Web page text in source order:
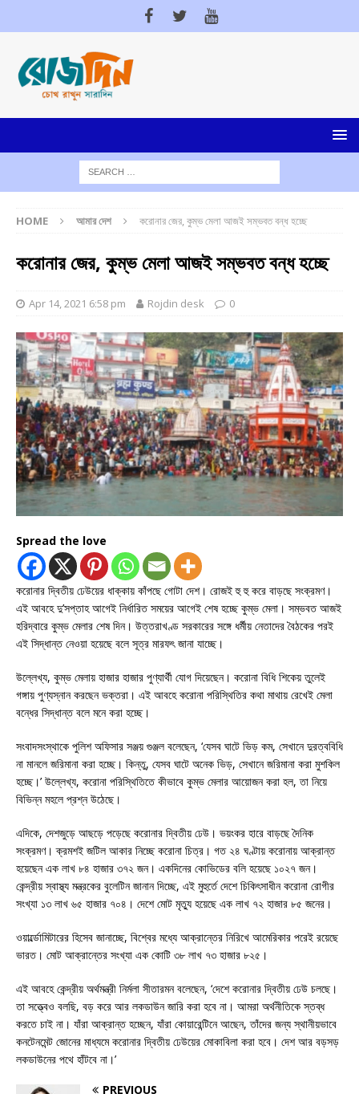
HOME আমার দেশ করোনার জের, কুম্ভ মেলা আজই সম্ভবত বন্ধ হচ্ছে
করোনার জের, কুম্ভ মেলা আজই সম্ভবত বন্ধ হচ্ছে
Apr 14, 2021 6:58 pm Rojdin desk 0
Spread the love
করোনার দ্বিতীয় ঢেউয়ের ধাক্কায় কাঁপছে গোটা দেশ। রোজই হু হু করে বাড়ছে সংক্রমণ।
এই আবহে দু’সপ্তাহ আগেই নির্ধারিত সময়ের আগেই শেষ হচ্ছে কুম্ভ মেলা। সম্ভবত আজই
হরিদ্বারে কুম্ভ মেলার শেষ দিন। উত্তরাখণ্ড সরকারের সঙ্গে ধর্মীয় নেতাদের বৈঠকের পরই
এই সিদ্ধান্ত নেওয়া হয়েছে বলে সূত্র মারফৎ জানা যাচ্ছে।
উল্লেখ্য, কুম্ভ মেলায় হাজার হাজার পুণ্যার্থী যোগ দিয়েছেন। করোনা বিধি শিকেয় তুলেই
গঙ্গায় পুণ্যস্নান করছেন ভক্তরা। এই আবহে করোনা পরিস্থিতির কথা মাথায় রেখেই মেলা
বন্ধের সিদ্ধান্ত বলে মনে করা হচ্ছে।
সংবাদসংস্থাকে পুলিশ অফিসার সঞ্জয় গুঞ্জল বলেছেন, ‘যেসব ঘাটে ভিড় কম, সেখানে দুরত্ববিধি
না মানলে জরিমানা করা হচ্ছে। কিন্তু, যেসব ঘাটে অনেক ভিড়, সেখানে জরিমানা করা মুশকিল
হচ্ছে।’ উল্লেখ্য, করোনা পরিস্থিতিতে কীভাবে কুম্ভ মেলার আয়োজন করা হল, তা নিয়ে
বিভিন্ন মহলে প্রশ্ন উঠেছে।
এদিকে, দেশজুড়ে আছড়ে পড়েছে করোনার দ্বিতীয় ঢেউ। ভয়ংকর হারে বাড়ছে দৈনিক
সংক্রমণ। ক্রমশই জটিল আকার নিচ্ছে করোনা চিত্র। গত ২৪ ঘণ্টায় করোনায় আক্রান্ত
হয়েছেন এক লাখ ৮৪ হাজার ৩৭২ জন। একদিনের কোভিডের বলি হয়েছে ১০২৭ জন।
কেন্দ্রীয় স্বাস্থ্য মন্ত্রকের বুলেটিন জানান দিচ্ছে, এই মুহুর্তে দেশে চিকিৎসাধীন করোনা রোগীর
সংখ্যা ১৩ লাখ ৬৫ হাজার ৭০৪। দেশে মোট মৃত্যু হয়েছে এক লাখ ৭২ হাজার ৮৫ জনের।
ওয়ার্ল্ডোমিটারের হিসেব জানাচ্ছে, বিশ্বের মধ্যে আক্রান্তের নিরিখে আমেরিকার পরেই রয়েছে
ভারত। মোট আক্রান্তের সংখ্যা এক কোটি ৩৮ লাখ ৭৩ হাজার ৮২৫।
এই আবহে কেন্দ্রীয় অর্থমন্ত্রী নির্মলা সীতারমন বলেছেন, ‘দেশে করোনার দ্বিতীয় ঢেউ চলছে।
তা সত্ত্বেও বলছি, বড় করে আর লকডাউন জারি করা হবে না। আমরা অর্থনীতিকে স্তব্ধ
করতে চাই না। যাঁরা আক্রান্ত হচ্ছেন, যাঁরা কোয়ারেন্টিনে আছেন, তাঁদের জন্য স্থানীয়ভাবে
কনটেনমেন্ট জোনের মাধ্যমে করোনার দ্বিতীয় ঢেউয়ের মোকাবিলা করা হবে। দেশ আর বড়সড়
লকডাউনের পথে হাঁটবে না।’
PREVIOUS